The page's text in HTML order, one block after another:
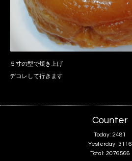
５寸の型で焼き上げ
デコレして行きます
Counter
Today: 2481
Yesterday: 3116
Total: 2076566